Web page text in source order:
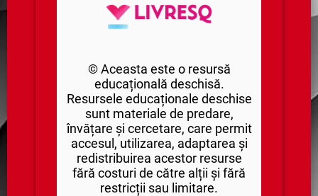
© Aceasta este o resursă
educațională deschisă.
Resursele educaționale deschise
sunt materiale de predare,
învățare și cercetare, care permit
accesul, utilizarea, adaptarea și
redistribuirea acestor resurse
fără costuri de către alții și fără
restricții sau limitare.